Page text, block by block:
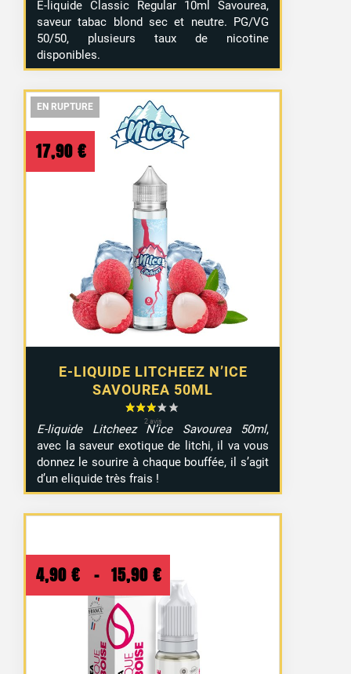
E-liquide Classic Regular 10ml Savourea,
saveur tabac blond sec et neutre. PG/VG
50/50, plusieurs taux de nicotine
disponibles.
EN RUPTURE
EN RUPTURE
E-LIQUIDE LITCHEEZ N’ICE
SAVOUREA 50ML
17,90 €
E-liquide Litcheez N’ice Savourea 50ml,
avec la saveur exotique de litchi, il va vous
donnez le sourire à chaque bouffée, il s’agit
d’un eliquide très frais !
EN RUPTURE
4,90 € – 15,90 €
de
prix :
4,90 €